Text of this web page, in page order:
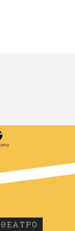
ΘΕΑΤΡΟ